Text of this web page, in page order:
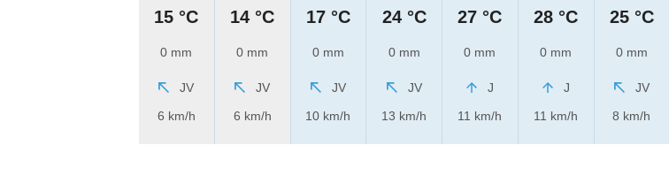
15 °C
0 mm
JV
6 km/h
14 °C
0 mm
JV
6 km/h
17 °C
0 mm
JV
10 km/h
24 °C
0 mm
JV
13 km/h
27 °C
0 mm
J
11 km/h
28 °C
0 mm
J
11 km/h
25 °C
0 mm
JV
8 km/h